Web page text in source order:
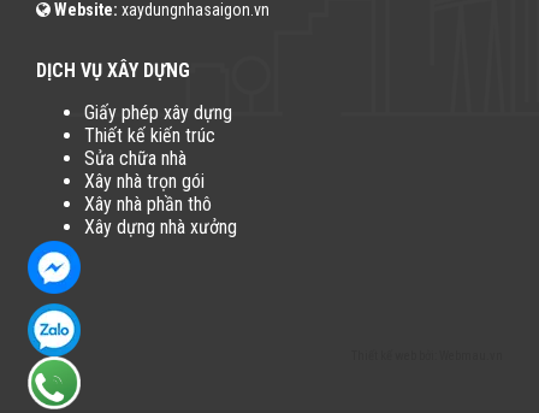
Website: xaydungnhasaigon.vn
DỊCH VỤ XÂY DỰNG
Giấy phép xây dựng
Thiết kế kiến trúc
Sửa chữa nhà
Xây nhà trọn gói
Xây nhà phần thô
Xây dựng nhà xưởng